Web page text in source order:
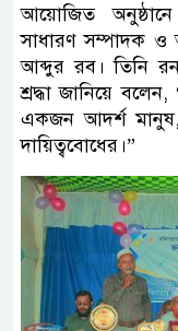
আয়োজিত অনুষ্ঠানে
সাধারণ সম্পাদক ও
আব্দুর রব। তিনি
শ্রদ্ধা জানিয়ে
একজন আদর্শ মানুষ,
দায়িত্ববোধের।”